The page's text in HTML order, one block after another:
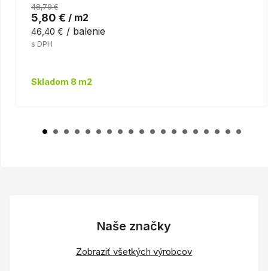
48,79 €
5,80 € / m2
46,40 € / balenie
s DPH
Skladom 8 m2
Naše značky
Zobraziť všetkých výrobcov